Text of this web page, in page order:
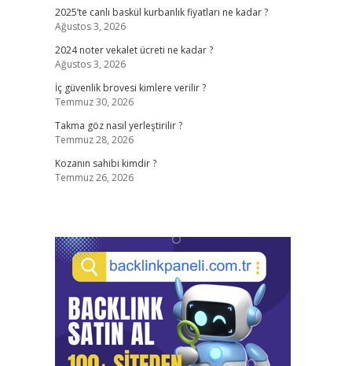
2025’te canlı baskül kurbanlık fiyatları ne kadar ?
Ağustos 3, 2026
2024 noter vekalet ücreti ne kadar ?
Ağustos 3, 2026
İç güvenlik brovesi kimlere verilir ?
Temmuz 30, 2026
Takma göz nasıl yerleştirilir ?
Temmuz 28, 2026
Kozanın sahibi kimdir ?
Temmuz 26, 2026